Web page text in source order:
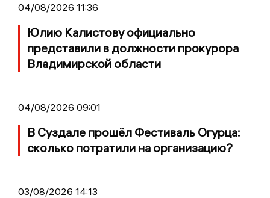
04/08/2026 11:36
Юлию Калистову официально
представили в должности прокурора
Владимирской области
04/08/2026 09:01
В Суздале прошёл Фестиваль Огурца:
сколько потратили на организацию?
03/08/2026 14:13